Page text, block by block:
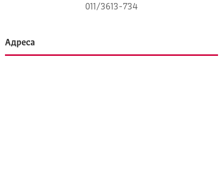
011/3613-734
Адреса